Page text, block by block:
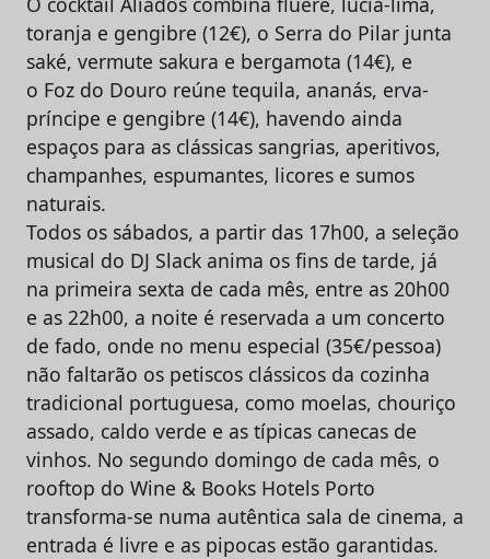
toranja e gengibre (12€), o Serra do Pilar junta
saké, vermute sakura e bergamota (14€), e
o Foz do Douro reúne tequila, ananás, erva-
príncipe e gengibre (14€), havendo ainda
espaços para as clássicas sangrias, aperitivos,
champanhes, espumantes, licores e sumos
naturais.
Todos os sábados, a partir das 17h00, a seleção
musical do DJ Slack anima os fins de tarde, já
na primeira sexta de cada mês, entre as 20h00
e as 22h00, a noite é reservada a um concerto
de fado, onde no menu especial (35€/pessoa)
não faltarão os petiscos clássicos da cozinha
tradicional portuguesa, como moelas, chouriço
assado, caldo verde e as típicas canecas de
vinhos. No segundo domingo de cada mês, o
rooftop do Wine & Books Hotels Porto
transforma-se numa autêntica sala de cinema, a
entrada é livre e as pipocas estão garantidas.